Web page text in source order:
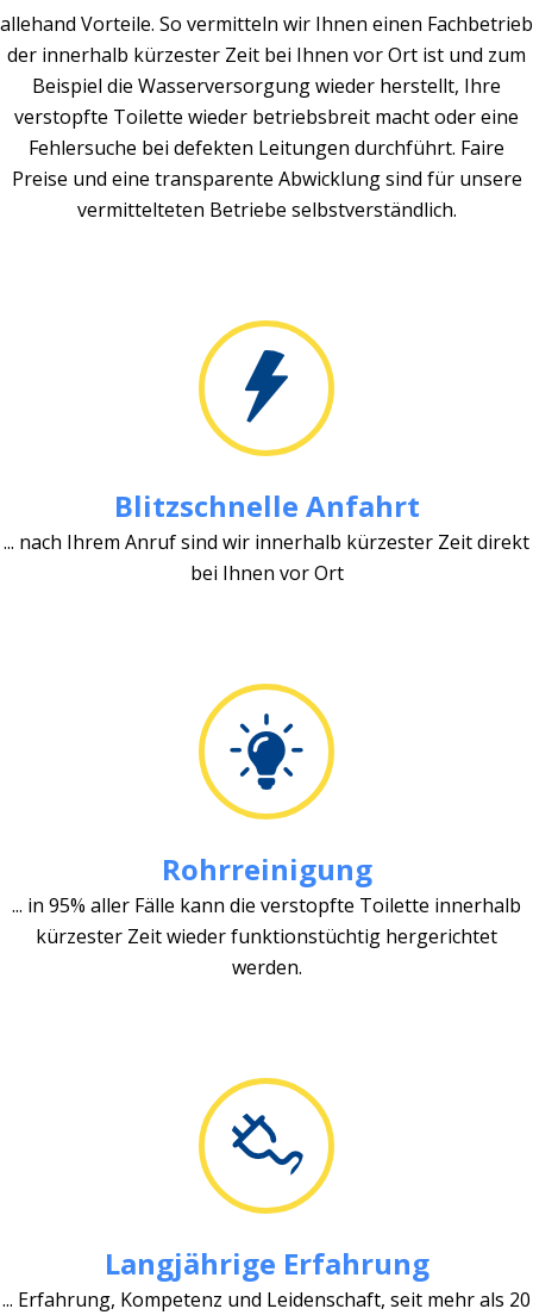
allehand Vorteile. So vermitteln wir Ihnen einen Fachbetrieb
der innerhalb kürzester Zeit bei Ihnen vor Ort ist und zum
Beispiel die Wasserversorgung wieder herstellt, Ihre
verstopfte Toilette wieder betriebsbreit macht oder eine
Fehlersuche bei defekten Leitungen durchführt. Faire
Preise und eine transparente Abwicklung sind für unsere
vermittelteten Betriebe selbstverständlich.
Blitzschnelle Anfahrt
... nach Ihrem Anruf sind wir innerhalb kürzester Zeit direkt
bei Ihnen vor Ort
Rohrreinigung
... in 95% aller Fälle kann die verstopfte Toilette innerhalb
kürzester Zeit wieder funktionstüchtig hergerichtet
werden.
Langjährige Erfahrung
... Erfahrung, Kompetenz und Leidenschaft, seit mehr als 20